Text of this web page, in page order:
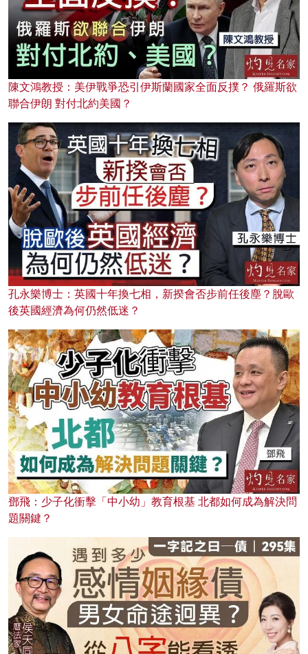
陳文鴻教授：美伊戰爭恐引伊斯蘭國家全面反撲？ 俄羅斯欲
聯合伊朗 對付北約美國？
孔永樂博士：英國十年換七相，新揆會否步前任後塵？脫歐
後英國經濟為何仍然低迷？
鄧飛：少子化衝擊「中小幼」教育根基 北都如何成為解決問
題關鍵？